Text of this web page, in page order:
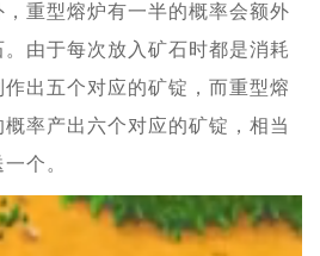
重型熔炉有一半的概率会额外
由于每次放入矿石时都是消耗
出五个对应的矿锭，而重型熔
率产出六个对应的矿锭，相当
个。